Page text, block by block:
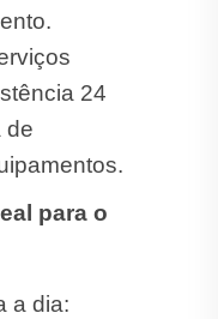
24
de
para o
a dia: